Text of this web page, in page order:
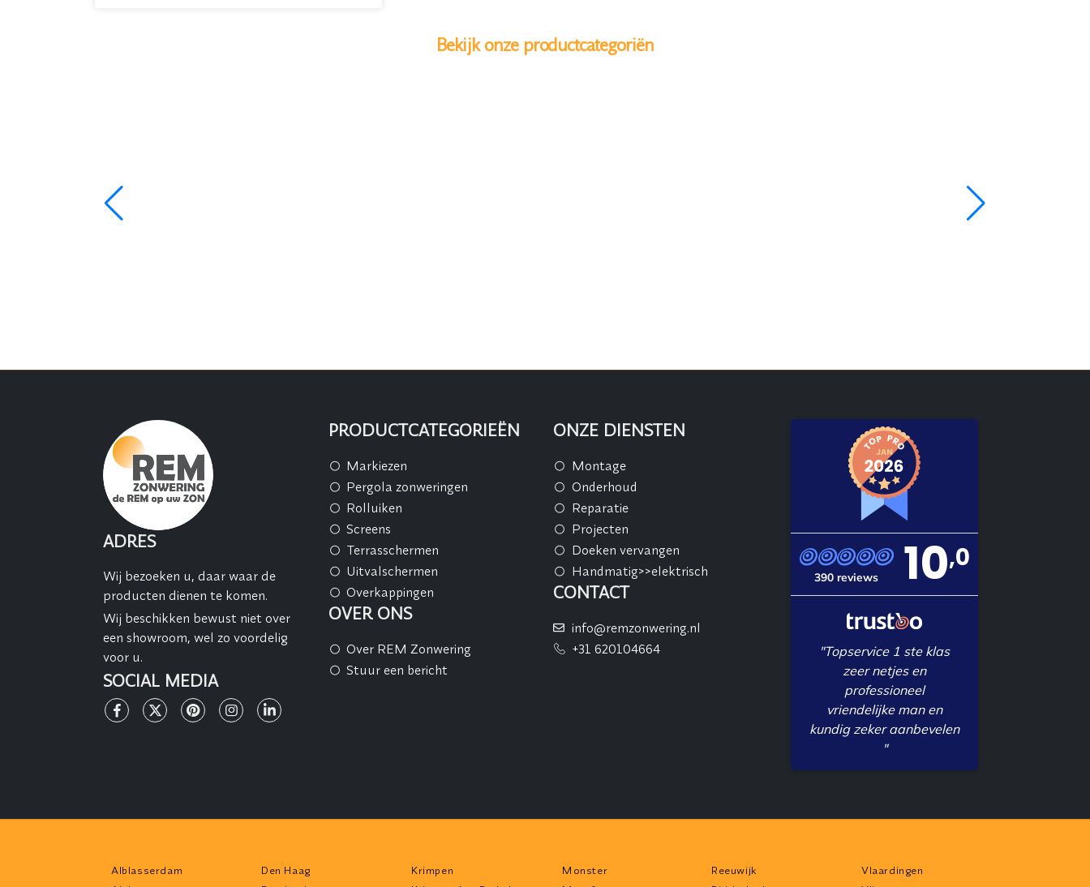
Bekijk onze productcategoriën
ADRES
Wij bezoeken u, daar waar de
producten dienen te komen.
Wij beschikken bewust niet over
een showroom, wel zo voordelig
voor u.
SOCIAL MEDIA
PRODUCTCATEGORIEËN
Markiezen
Pergola zonweringen
Rolluiken
Screens
Terrasschermen
Uitvalschermen
Overkappingen
OVER ONS
Over REM Zonwering
Stuur een bericht
ONZE DIENSTEN
Montage
Onderhoud
Reparatie
Projecten
Doeken vervangen
Handmatig>>elektrisch
CONTACT
info@remzonwering.nl
+31 620104664
390 reviews 10,0
"Topservice 1 ste klas
zeer netjes en
professioneel
vriendelijke man en
kundig zeker aanbevelen
"
Alblasserdam
Den Haag
Krimpen
Monster
Reeuwijk
Vlaardingen